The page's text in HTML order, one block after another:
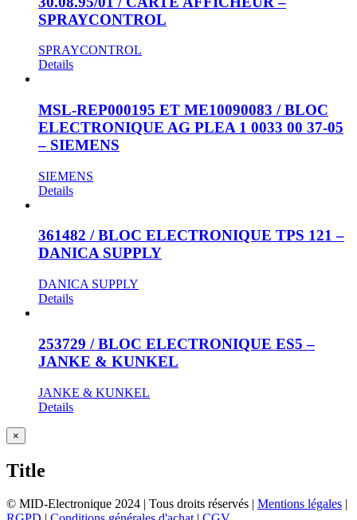
SPRAYCONTROL
SPRAYCONTROL
Details
MSL-REP000195 ET ME10090083 / BLOC
ELECTRONIQUE AG PLEA 1 0033 00 37-05
– SIEMENS
SIEMENS
Details
361482 / BLOC ELECTRONIQUE TPS 121 –
DANICA SUPPLY
DANICA SUPPLY
Details
253729 / BLOC ELECTRONIQUE ES5 –
JANKE & KUNKEL
JANKE & KUNKEL
Details
Close
product
view
×
Title
© MID-Electronique 2024 | Tous droits réservés | Mentions légales |